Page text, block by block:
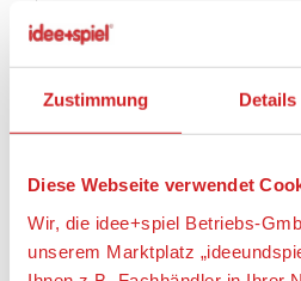
Zustimmung Details
Diese Webseite verwendet
Wir, die idee+spiel Betriebs-
unserem Marktplatz
Armaturenbrett
• Steuere den Zug mit der
mit 7 Geschwindigkeiten
• Fahre zur Haltestelle und
einsteigen
der Zug durchgefahren ist
• Der
cm hoch, 77 cm lang und 5
• Der vordere und hintere